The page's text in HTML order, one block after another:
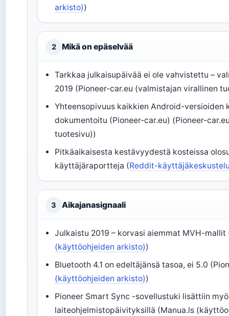
arkisto))
2 Mikä on epäselvää
Tarkkaa julkaisupäivää ei ole vahvistettu –
2019 (Pioneer-car.eu (valmistajan virallinen
Yhteensopivuus kaikkien Android-versioiden
dokumentoitu (Pioneer-car.eu) (Pioneer-
tuotesivu))
Pitkäaikaisesta kestävyydestä kosteissa
käyttäjäraportteja (Reddit-
3 Aikajanasignaali
Julkaistu 2019 – korvasi aiemmat MVH-mallit
(käyttöohjeiden arkisto))
Bluetooth 4.1 on edeltäjänsä tasoa, ei 5.0
(käyttöohjeiden arkisto))
Pioneer Smart Sync -sovellustuki lisättiin
laiteohjelmistopäivityksillä (Manua.ls